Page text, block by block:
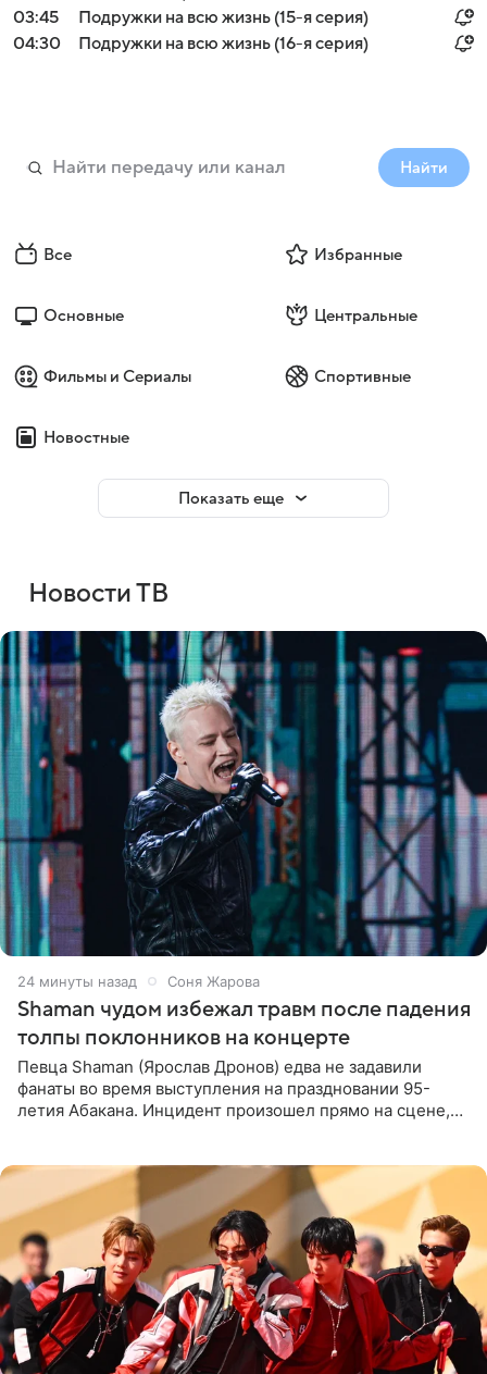
03:45
Подружки на всю жизнь (15-я серия)
04:30
Подружки на всю жизнь (16-я серия)
Найти
Все Избранные
Основные Центральные
Фильмы и Сериалы Спортивные
Новостные
Показать еще
Новости ТВ
24 минуты назад Соня Жарова
Shaman чудом избежал травм после падения
толпы поклонников на концерте
Певца Shaman (Ярослав Дронов) едва не задавили
фанаты во время выступления на праздновании 95-
летия Абакана. Инцидент произошел прямо на сцене,